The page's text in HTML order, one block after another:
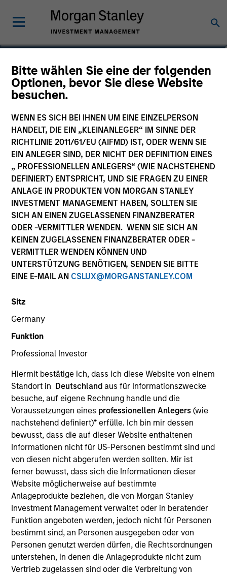
Bitte wählen Sie eine der folgenden
Optionen, bevor Sie diese Website
besuchen.
WENN ES SICH BEI IHNEN UM EINE EINZELPERSON
HANDELT, DIE EIN „KLEINANLEGER“ IM SINNE DER
RICHTLINIE 2011/61/EU (AIFMD) IST, ODER WENN SIE
EIN ANLEGER SIND, DER NICHT DER DEFINITION EINES
„ PROFESSIONELLEN ANLEGERS“ (WIE NACHSTEHEND
DEFINIERT) ENTSPRICHT, UND SIE FRAGEN ZU EINER
ANLAGE IN PRODUKTEN VON MORGAN STANLEY
INVESTMENT MANAGEMENT HABEN, SOLLTEN SIE
SICH AN EINEN ZUGELASSENEN FINANZBERATER
ODER -VERMITTLER WENDEN. WENN SIE SICH AN
KEINEN ZUGELASSENEN FINANZBERATER ODER -
VERMITTLER WENDEN KÖNNEN UND
UNTERSTÜTZUNG BENÖTIGEN, SENDEN SIE BITTE
EINE E-MAIL AN CSLUX@MORGANSTANLEY.COM
Sitz
Germany
Funktion
Professional Investor
Hiermit bestätige ich, dass ich diese Website von einem
Standort in Deutschland aus für Informationszwecke
besuche, auf eigene Rechnung handle und die
Voraussetzungen eines professionellen Anlegers(wie
nachstehend definiert)* erfülle. Ich bin mir dessen
bewusst, dass die auf dieser Website enthaltenen
Informationen nicht für US-Personen bestimmt sind und
von diesen nicht abgerufen werden sollten. Mir ist
ferner bewusst, dass sich die Informationen dieser
Website möglicherweise auf bestimmte
Anlageprodukte beziehen, die von Morgan Stanley
Investment Management verwaltet oder in beratender
Funktion angeboten werden, jedoch nicht für Personen
bestimmt sind, an Personen ausgegeben oder von
Personen genutzt werden dürfen, die Rechtsordnungen
unterstehen, in denen die Anlageprodukte nicht zum
Vertrieb zugelassen sind oder die Verbreitung von
Fay Chen
Executive Director
22 Years
TEAM
North America Private Credit
Fay Chen is an Executive Director of Morgan
Stanley and a member of the Morgan Stanley
Private Credit team, where she focuses on
originating and underwriting investment
opportunities. Ms. Chen joined Morgan Stanley in
2008 and has over 18 years of relevant industry
experience. Prior to joining the Private Credit team,
Ms. Chen worked in the Morgan Stanley Investment
Banking Division. Prior to joining Morgan Stanley,
Ms. Chen worked at J.P. Morgan in the Investment
Bank Credit Portfolio and Technology, Media &